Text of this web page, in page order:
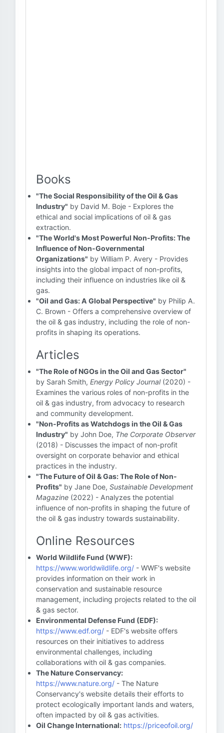
Books
"The Social Responsibility of the Oil & Gas
Industry" by David M. Boje - Explores the
ethical and social implications of oil & gas
extraction.
"The World's Most Powerful Non-Profits: The
Influence of Non-Governmental
Organizations" by William P. Avery - Provides
insights into the global impact of non-profits,
including their influence on industries like oil &
gas.
"Oil and Gas: A Global Perspective" by Philip A.
C. Brown - Offers a comprehensive overview of
the oil & gas industry, including the role of non-
profits in shaping its operations.
Articles
"The Role of NGOs in the Oil and Gas Sector"
by Sarah Smith, Energy Policy Journal(2020) -
Examines the various roles of non-profits in the
oil & gas industry, from advocacy to research
and community development.
"Non-Profits as Watchdogs in the Oil & Gas
Industry" by John Doe, The Corporate Observer
(2018) - Discusses the impact of non-profit
oversight on corporate behavior and ethical
practices in the industry.
"The Future of Oil & Gas: The Role of Non-
Profits" by Jane Doe, Sustainable Development
Magazine (2022) - Analyzes the potential
influence of non-profits in shaping the future of
the oil & gas industry towards sustainability.
Online Resources
World Wildlife Fund (WWF):
https://www.worldwildlife.org/ - WWF's website
provides information on their work in
conservation and sustainable resource
management, including projects related to the oil
& gas sector.
Environmental Defense Fund (EDF):
https://www.edf.org/ - EDF's website offers
resources on their initiatives to address
environmental challenges, including
collaborations with oil & gas companies.
The Nature Conservancy:
https://www.nature.org/ - The Nature
Conservancy's website details their efforts to
protect ecologically important lands and waters,
often impacted by oil & gas activities.
Oil Change International: https://priceofoil.org/